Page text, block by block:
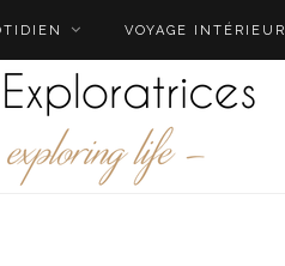
VOYAGE INTÉRIEUR